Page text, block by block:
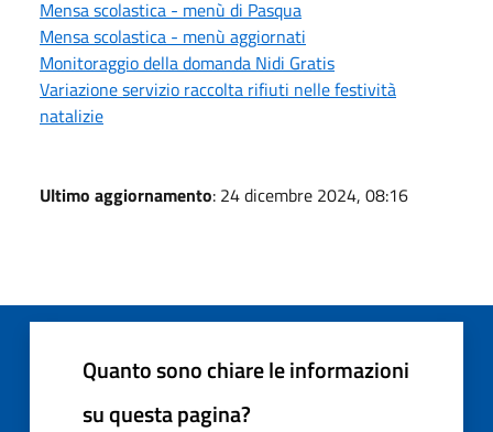
Mensa scolastica - menù di Pasqua
Mensa scolastica - menù aggiornati
Monitoraggio della domanda Nidi Gratis
Variazione servizio raccolta rifiuti nelle festività
natalizie
Ultimo aggiornamento: 24 dicembre 2024, 08:16
Quanto sono chiare le informazioni
su questa pagina?